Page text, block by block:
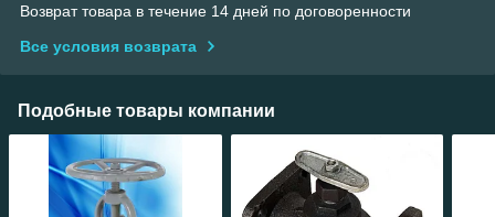
Возврат товара в течение 14 дней по договоренности
Все условия возврата
Подобные товары компании